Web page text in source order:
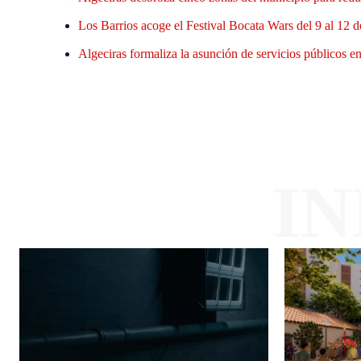
Los Barrios acoge el Festival Bocata Wars del 9 al 12
Algeciras formaliza la asunción de servicios públicos